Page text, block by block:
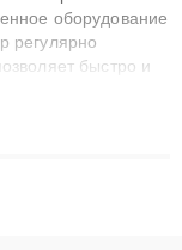
оборудование
регулярно
быстро и
решают